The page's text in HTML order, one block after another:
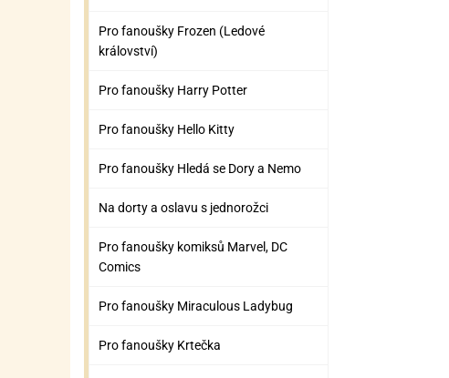
Pro fanoušky Frozen (Ledové
království)
Pro fanoušky Harry Potter
Pro fanoušky Hello Kitty
Pro fanoušky Hledá se Dory a Nemo
Na dorty a oslavu s jednorožci
Pro fanoušky komiksů Marvel, DC
Comics
Pro fanoušky Miraculous Ladybug
Pro fanoušky Krtečka